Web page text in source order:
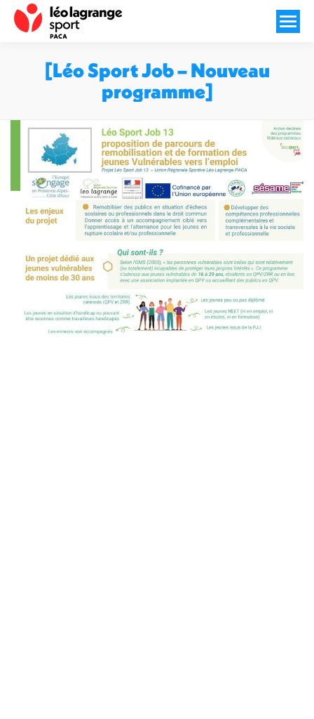
[Léo Sport Job – Nouveau
programme]